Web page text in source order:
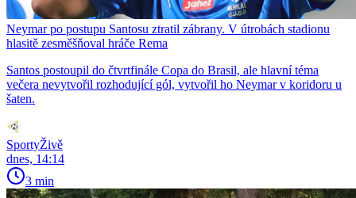
Neymar po postupu Santosu ztratil zábrany. V útrobách stadionu
hlasitě zesměšňoval hráče Rema
Santos postoupil do čtvrtfinále Copa do Brasil, ale hlavní téma
večera nevytvořil rozhodující gól, vytvořil ho Neymar v koridoru u
šaten.
SportyŽivě
dnes, 14:14
3 min